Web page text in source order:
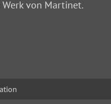
Werk von Martinet.